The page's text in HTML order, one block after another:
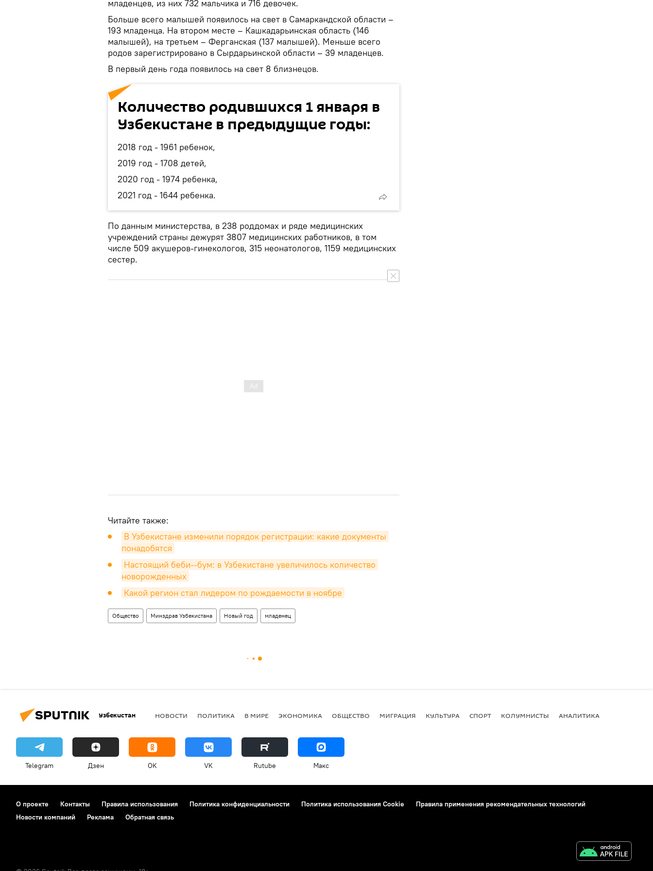
младенцев, из них 732 мальчика и 716 девочек.
Больше всего малышей появилось на свет в Самаркандской области –
193 младенца. На втором месте – Кашкадарьинская область (146
малышей), на третьем – Ферганская (137 малышей). Меньше всего
родов зарегистрировано в Сырдарьинской области – 39 младенцев.
В первый день года появилось на свет 8 близнецов.
Количество родившихся 1 января в
Узбекистане в предыдущие годы:
2018 год - 1961 ребенок,
2019 год - 1708 детей,
2020 год - 1974 ребенка,
2021 год - 1644 ребенка.
По данным министерства, в 238 роддомах и ряде медицинских
учреждений страны дежурят 3807 медицинских работников, в том
числе 509 акушеров-гинекологов, 315 неонатологов, 1159 медицинских
сестер.
Читайте также:
В Узбекистане изменили порядок регистрации: какие документы
понадобятся
Настоящий беби--бум: в Узбекистане увеличилось количество
новорожденных
Какой регион стал лидером по рождаемости в ноябре
Общество Минздрав Узбекистана Новый год младенец
Узбекистан НОВОСТИ ПОЛИТИКА В МИРЕ ЭКОНОМИКА ОБЩЕСТВО МИГРАЦИЯ КУЛЬТУРА СПОРТ КОЛУМНИСТЫ АНАЛИТИКА
Telegram Дзен OK VK Rutube Макс
О проекте Контакты Правила использования Политика конфиденциальности Политика использования Cookie
Правила применения рекомендательных технологий
Новости компаний
Реклама Обратная связь